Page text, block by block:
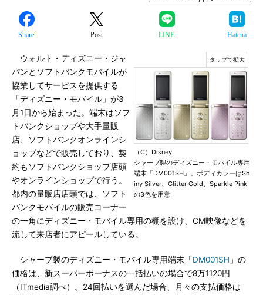
Share Post LINE Hatena
（C）Disney
シャープ製のディズニー・モバイル専用
端末「DM001SH」。ボディカラーはSh
iny Silver、Glitter Gold、Sparkle Pink
の3色を用意
ウォルト・ディズニー・ジャ
パンとソフトバンクモバイルが
協業してサービスを提供する
「ディズニー・モバイル」が3
月1日から始まった。端末はソフ
トバンクショップや大手量販
店、ソフトバンクオンラインシ
ョップなどで販売しており、契
約もソフトバンクショップ店頭
やオンラインショップで行う。
都内の量販店店頭では、ソフト
バンクモバイルの販売コーナー
の一角にディズニー・モバイル専用の棚を設け、CM映像などを
流して来店者にアピールしている。
シャープ製のディズニー・モバイル専用端末「DM001SH 」の
価格は、新スーパーボーナスの一括払いの場合で8万1120円
（ITmedia調べ）。24回払いを選んだ場合、月々の支払価格は